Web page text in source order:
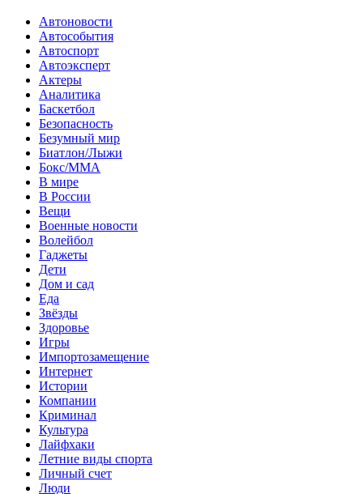
Автоновости
Автособытия
Автоспорт
Автоэксперт
Актеры
Аналитика
Баскетбол
Безопасность
Безумный мир
Биатлон/Лыжи
Бокс/MMA
В мире
В России
Вещи
Военные новости
Волейбол
Гаджеты
Дети
Дом и сад
Еда
Звёзды
Здоровье
Игры
Импортозамещение
Интернет
Истории
Компании
Криминал
Культура
Лайфхаки
Летние виды спорта
Личный счет
Люди